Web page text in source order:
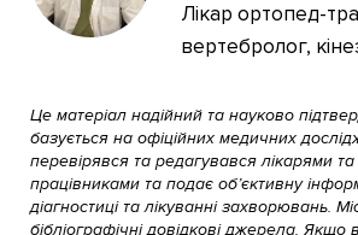
Лікар ортопед-
вертебролог,
Це матеріал надійний та науково
базується на офіційних медичних
перевірявся та редагувався лікарями
працівниками та подає об’єктивну
діагностиці та лікуванні захворювань.
бібліографічні довідкові джерела. Якщо